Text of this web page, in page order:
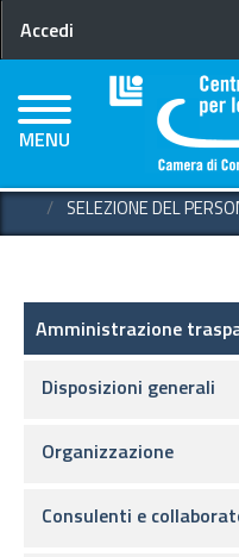
Menu profilo utente
Accedi
MENU
HOME
SELEZIONE DEL
Amministrazione
Amministrazione
Disposizioni generali
Organizzazione
Consulenti e